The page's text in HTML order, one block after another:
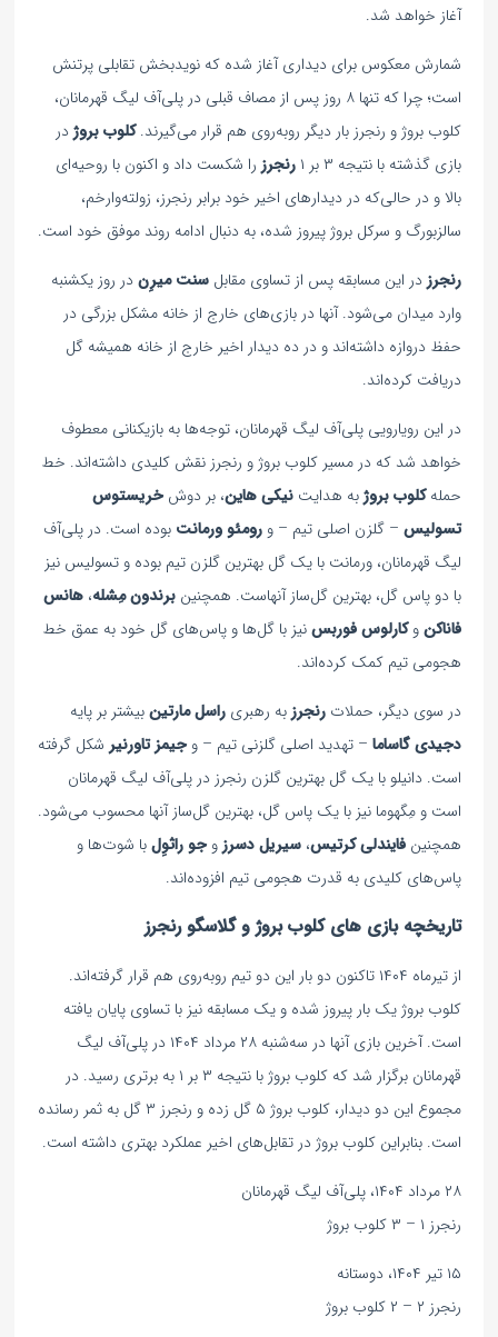
آغاز خواهد شد.
شمارش معکوس برای دیداری آغاز شده که نویدبخش تقابلی پرتنش
است؛ چرا که تنها ۸ روز پس از مصاف قبلی در پلی‌آف لیگ قهرمانان،
کلوب بروژ و رنجرز بار دیگر روبه‌روی هم قرار می‌گیرند.کلوب بروژ در
بازی گذشته با نتیجه ۳ بر ۱
رنجرز را شکست داد و اکنون با روحیه‌ای
بالا و در حالی‌که در دیدارهای اخیر خود برابر رنجرز، زولته‌وارخم،
سالزبورگ و سرکل بروژ پیروز شده، به دنبال ادامه روند موفق خود است.
رنجرز در این مسابقه پس از تساوی مقابلسنت میرِن در روز یکشنبه
وارد میدان می‌شود. آنها در بازی‌های خارج از خانه مشکل بزرگی در
حفظ دروازه داشته‌اند و در ده دیدار اخیر خارج از خانه همیشه گل
دریافت کرده‌اند.
در این رویارویی پلی‌آف لیگ قهرمانان، توجه‌ها به بازیکنانی معطوف
خواهد شد که در مسیر کلوب بروژ و رنجرز نقش کلیدی داشته‌اند. خط
حملهکلوب بروژبه هدایتنیکی هاین، بر دوشخریستوس
تسولیس – گلزن اصلی تیم – ورومئو ورمانت بوده است. در پلی‌آف
لیگ قهرمانان، ورمانت با یک گل بهترین گلزن تیم بوده و تسولیس نیز
با دو پاس گل، بهترین گل‌ساز آنهاست. همچنینبرندون مِشله،هانس
فاناکنوکارلوس فوربسنیز با گل‌ها و پاس‌های گل خود به عمق خط
هجومی تیم کمک کرده‌اند.
در سوی دیگر، حملاترنجرز به رهبریراسل مارتینبیشتر بر پایه
دجیدی گاساما – تهدید اصلی گلزنی تیم – وجیمز تاورنیر شکل گرفته
است. دانيلو با یک گل بهترین گلزن رنجرز در پلی‌آف لیگ قهرمانان
است و مِگهوما نیز با یک پاس گل، بهترین گل‌ساز آنها محسوب می‌شود.
همچنینفایندلی کرتیس،سیریل دسرز وجو راثوِلبا شوت‌ها و
پاس‌های کلیدی به قدرت هجومی تیم افزوده‌اند.
تاریخچه بازی های کلوب بروژ و گلاسگو رنجرز
از تیرماه ۱۴۰۴ تاکنون دو بار این دو تیم روبه‌روی هم قرار گرفته‌اند.
کلوب بروژ یک بار پیروز شده و یک مسابقه نیز با تساوی پایان یافته
است. آخرین بازی آنها در سه‌شنبه ۲۸ مرداد ۱۴۰۴ در پلی‌آف لیگ
قهرمانان برگزار شد که کلوب بروژ با نتیجه ۳ بر ۱ به برتری رسید. در
مجموع این دو دیدار، کلوب بروژ ۵ گل زده و رنجرز ۳ گل به ثمر رسانده
است. بنابراین کلوب بروژ در تقابل‌های اخیر عملکرد بهتری داشته است.
۲۸ مرداد ۱۴۰۴، پلی‌آف لیگ قهرمانان
رنجرز ۱ – ۳ کلوب بروژ
۱۵ تیر ۱۴۰۴، دوستانه
رنجرز ۲ – ۲ کلوب بروژ